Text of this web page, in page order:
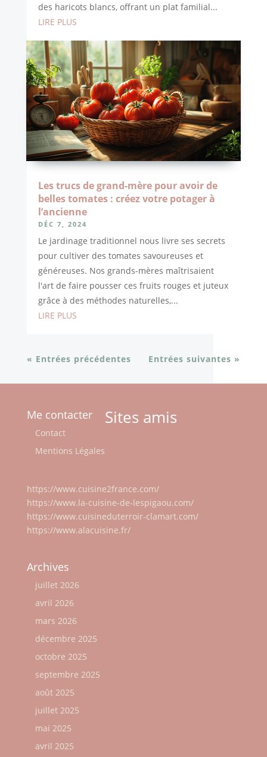
des haricots blancs, offrant un plat familial...
LIRE PLUS
Les trucs de grand-mère pour avoir de
belles tomates : créez votre potager à
l’ancienne
DÉC 7, 2024
Le jardinage traditionnel nous livre ses secrets
pour cultiver des tomates savoureuses et
généreuses. Nos grands-mères maîtrisaient
l'art de faire pousser ces fruits rouges et juteux
grâce à des méthodes naturelles,...
LIRE PLUS
« Entrées précédentes Entrées suivantes »
Me contacter
Contact
Mentions Légales
Sites amis
https://www.cuisine2france.com/
https://www.la-cuisine-de-lespigaou.com/
https://www.cuisineduterroir-clamart.com/
https://www.alacuisine.fr/
Archives
juillet 2026
avril 2026
mars 2026
décembre 2025
octobre 2025
septembre 2025
août 2025
juillet 2025
mai 2025
avril 2025